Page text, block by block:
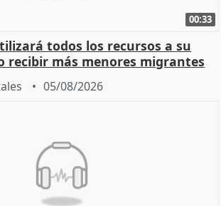
00:33
todos los recursos a su
recibir más menores migrantes
05/08/2026